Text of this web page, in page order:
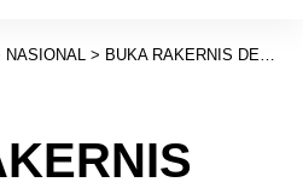
NASIONAL > BUKA RAKERNIS DENSUS 88, KAPOLRI KUNJUNGI STAND USAHA MILIK EKS NAPI TERORIS